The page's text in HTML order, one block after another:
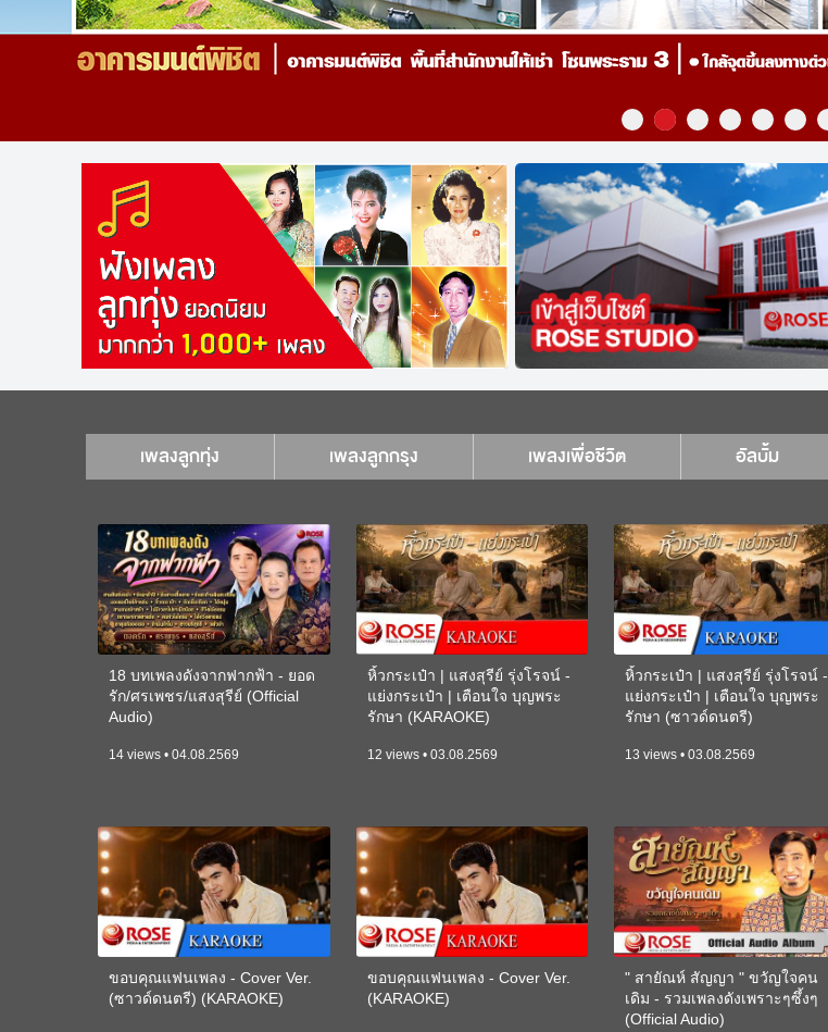
เพลงลูกทุ่ง เพลงลูกกรุง เพลงเพื่อชีวิต อัลบั้ม
18 บทเพลงดังจากฟากฟ้า - ยอด
รัก/ศรเพชร/แสงสุรีย์ (Official
Audio)
14 views • 04.08.2569
หิ้วกระเป๋า | แสงสุรีย์ รุ่งโรจน์ -
แย่งกระเป๋า | เตือนใจ บุญพระ
รักษา (KARAOKE)
12 views • 03.08.2569
หิ้วกระเป๋า | แสงสุรีย์ รุ่งโรจน์ -
แย่งกระเป๋า | เตือนใจ บุญพระ
รักษา (ซาวด์ดนตรี)
13 views • 03.08.2569
ขอบคุณแฟนเพลง - Cover Ver.
(ซาวด์ดนตรี) (KARAOKE)
ขอบคุณแฟนเพลง - Cover Ver.
(KARAOKE)
" สายัณห์ สัญญา " ขวัญใจคน
เดิม - รวมเพลงดังเพราะๆซึ้งๆ
(Official Audio)